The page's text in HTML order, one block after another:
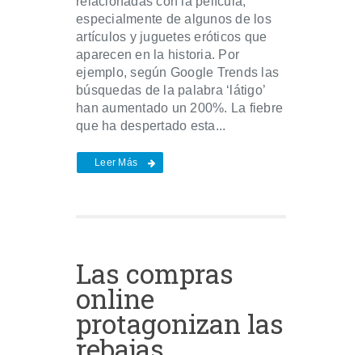
especialmente de algunos de los
artículos y juguetes eróticos que
aparecen en la historia. Por
ejemplo, según Google Trends las
búsquedas de la palabra ‘látigo’
han aumentado un 200%. La fiebre
que ha despertado esta...
Leer Más
Las compras
online
protagonizan las